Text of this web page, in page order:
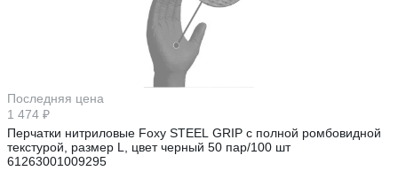
Последняя цена
1 474 ₽
Перчатки нитриловые Foxy STEEL GRIP с полной ромбовидной
текстурой, размер L, цвет черный 50 пар/100 шт
61263001009295